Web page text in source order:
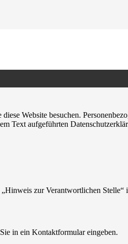
Website besuchen.
Text aufgeführten
zur Verantwortlichen Stelle“
in ein Kontaktformular eingeben.